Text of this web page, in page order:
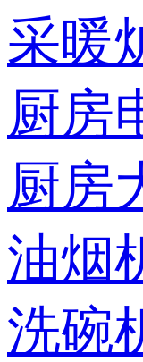
采暖
厨房
厨房
油烟
洗碗